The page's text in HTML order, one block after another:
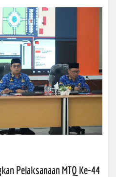
Pelaksanaan MTQ Ke-44